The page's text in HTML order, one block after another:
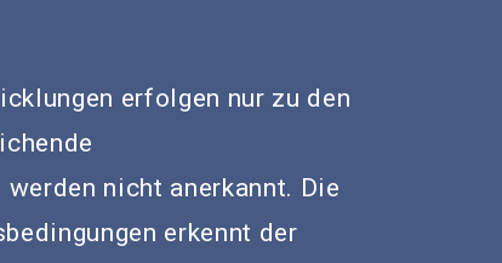
erfolgen nur zu den
nicht anerkannt. Die
erkennt der